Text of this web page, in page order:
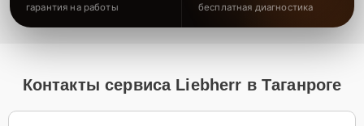
гарантия на работы бесплатная диагностика
Контакты сервиса Liebherr в Таганроге